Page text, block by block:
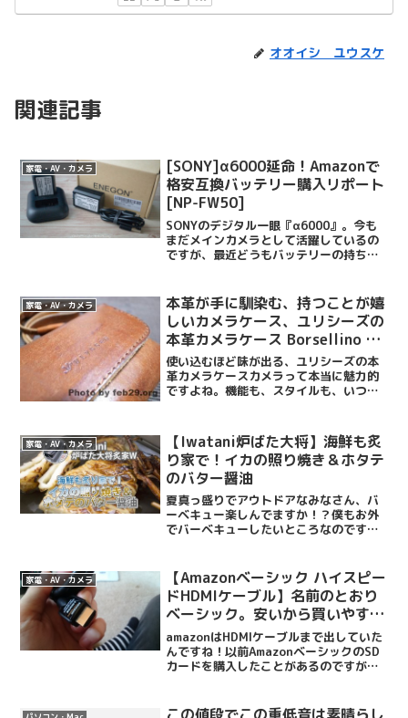
オオイシ ユウスケ
関連記事
家電・AV・カメラ
[SONY]α6000延命！Amazonで
格安互換バッテリー購入リポート
[NP-FW50]
SONYのデジタル一眼『α6000』。今も
まだメインカメラとして活躍しているの
ですが、最近どうもバッテリーの持ちが
大きな故障もなく頑張ってくれているの
で、もうちょっと使...
家電・AV・カメラ
本革が手に馴染む、持つことが嬉
しいカメラケース、ユリシーズの
本革カメラケース Borsellino と
レザーストラップ CLASSICO DG
使い込むほど味が出る、ユリシーズの本
革カメラケースカメラって本当に魅力的
ですよね。機能も、スタイルも、いつも
グッズにもこだわりたい、そこで辿り着
く一つの答えがULYSE...
家電・AV・カメラ
【Iwatani炉ばた大将】海鮮も炙
り家で！イカの照り焼き＆ホタテ
のバター醤油
夏真っ盛りでアウトドアなみなさん、バ
ーベキュー楽しんでますか！？僕もお外
でバーベキューしたいところなのです
「Iwatani 炉ばた大将炙り家W」はそん
なボッチ必携のお一人様キッ...
家電・AV・カメラ
【Amazonベーシック ハイスピー
ドHDMIケーブル】名前のとおり
ベーシック。安いから買いやす
い！
amazonはHDMIケーブルまで出していた
んですね！以前AmazonベーシックのSD
カードを購入したことがあるのですが品
した際にHDMIケーブルを別途用意する必